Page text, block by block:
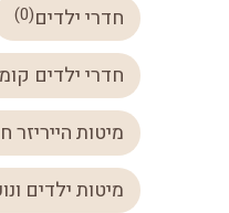
חדרי ילדים(
0
)
חדרי ילדים
מיטות הייריזר
מיטות ילדים